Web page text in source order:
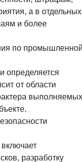
а в отдельных
и более
по
определяется
от области
выполняемых
разработку